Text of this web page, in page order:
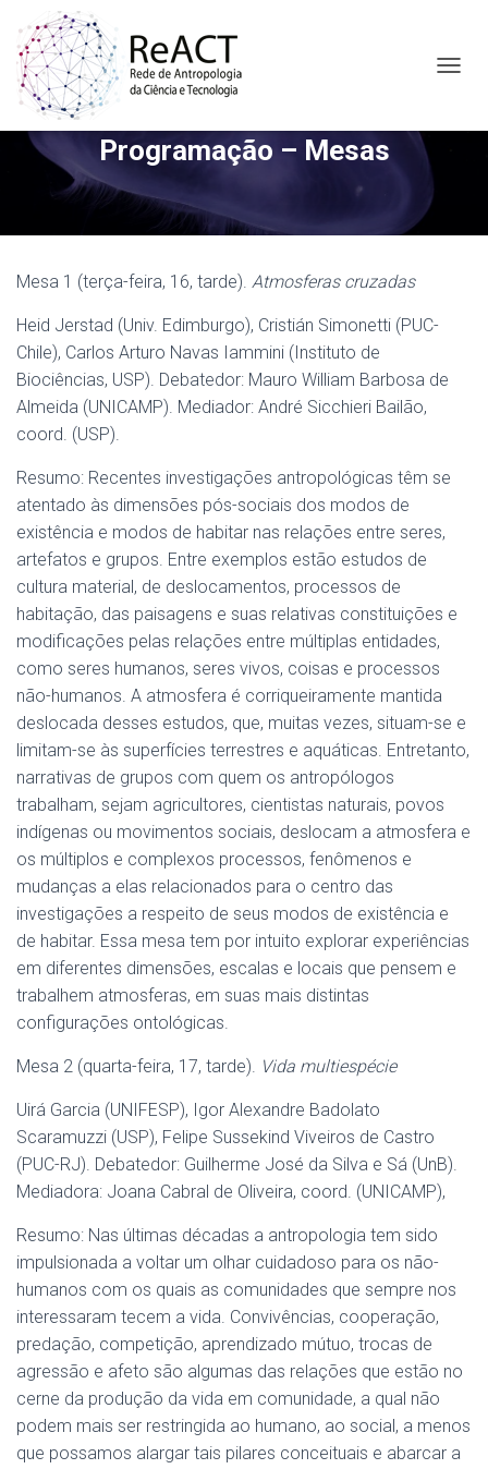
Programação – Mesas
Mesa 1 (terça-feira, 16, tarde). Atmosferas cruzadas
Heid Jerstad (Univ. Edimburgo), Cristián Simonetti (PUC-
Chile), Carlos Arturo Navas Iammini (Instituto de
Biociências, USP). Debatedor: Mauro William Barbosa de
Almeida (UNICAMP). Mediador: André Sicchieri Bailão,
coord. (USP).
Resumo: Recentes investigações antropológicas têm se
atentado às dimensões pós-sociais dos modos de
existência e modos de habitar nas relações entre seres,
artefatos e grupos. Entre exemplos estão estudos de
cultura material, de deslocamentos, processos de
habitação, das paisagens e suas relativas constituições e
modificações pelas relações entre múltiplas entidades,
como seres humanos, seres vivos, coisas e processos
não-humanos. A atmosfera é corriqueiramente mantida
deslocada desses estudos, que, muitas vezes, situam-se e
limitam-se às superfícies terrestres e aquáticas. Entretanto,
narrativas de grupos com quem os antropólogos
trabalham, sejam agricultores, cientistas naturais, povos
indígenas ou movimentos sociais, deslocam a atmosfera e
os múltiplos e complexos processos, fenômenos e
mudanças a elas relacionados para o centro das
investigações a respeito de seus modos de existência e
de habitar. Essa mesa tem por intuito explorar experiências
em diferentes dimensões, escalas e locais que pensem e
trabalhem atmosferas, em suas mais distintas
configurações ontológicas.
Mesa 2 (quarta-feira, 17, tarde). Vida multiespécie
Uirá Garcia (UNIFESP), Igor Alexandre Badolato
Scaramuzzi (USP), Felipe Sussekind Viveiros de Castro
(PUC-RJ). Debatedor: Guilherme José da Silva e Sá (UnB).
Mediadora: Joana Cabral de Oliveira, coord. (UNICAMP),
Resumo: Nas últimas décadas a antropologia tem sido
impulsionada a voltar um olhar cuidadoso para os não-
humanos com os quais as comunidades que sempre nos
interessaram tecem a vida. Convivências, cooperação,
predação, competição, aprendizado mútuo, trocas de
agressão e afeto são algumas das relações que estão no
cerne da produção da vida em comunidade, a qual não
podem mais ser restringida ao humano, ao social, a menos
que possamos alargar tais pilares conceituais e abarcar a